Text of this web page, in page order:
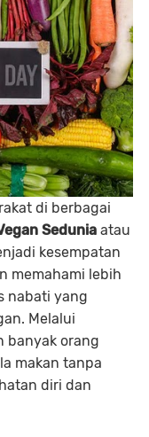
di berbagai
Sedunia atau
kesempatan
memahami lebih
nabati yang
Melalui
banyak orang
makan tanpa
diri dan